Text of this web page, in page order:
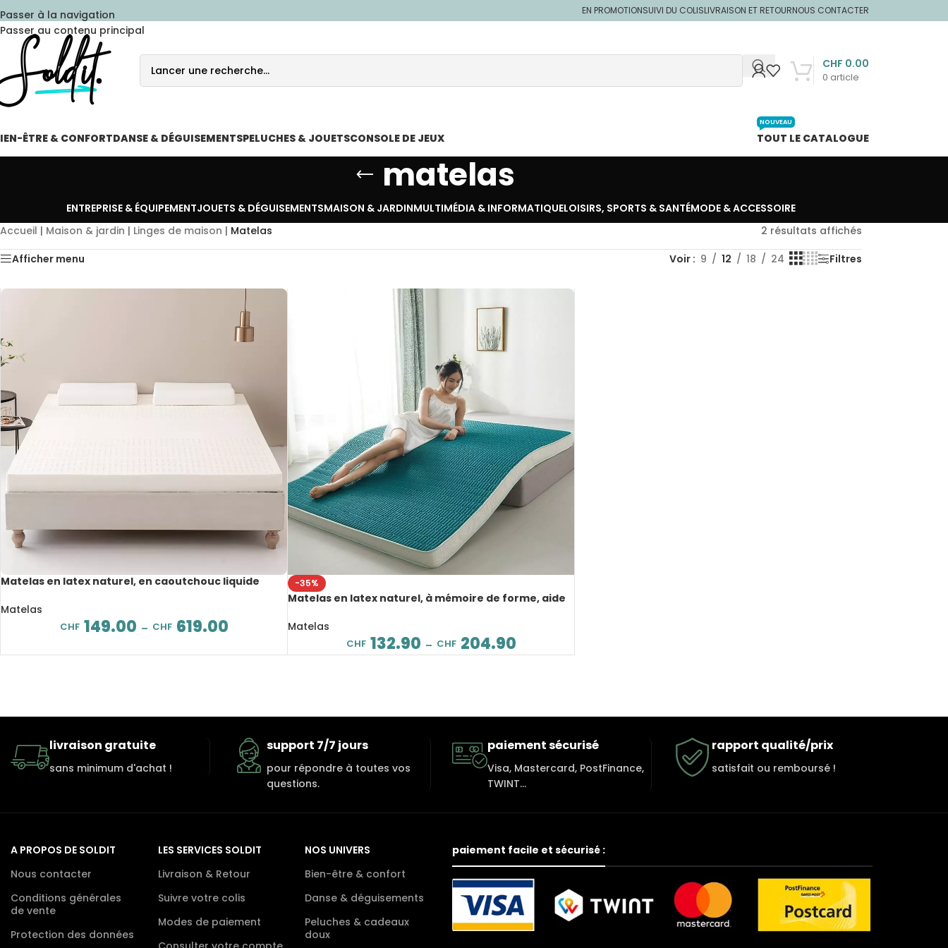
Passer à la navigation
Passer au contenu principal
EN PROMOTIONSUIVI DU COLISLIVRAISON ET RETOURNOUS CONTACTER
0 article
CHF 0.00
ÊTRE & CONFORTDANSE & DÉGUISEMENTSPELUCHES & JOUETSCONSOLE DE JEUX TOUT LE CATALOGUE
NOUVEAU
matelas
ENTREPRISE & ÉQUIPEMENTJOUETS & DÉGUISEMENTSMAISON & JARDINMULTIMÉDIA & INFORMATIQUELOISIRS, SPORTS & SANTÉMODE & ACCESSOIRE
Accueil | Maison & jardin | Linges de maison | Matelas 2 résultats affichés
Afficher menu Voir 9 12 18 24 Filtres
Matelas en latex naturel, en caoutchouc liquide
Matelas
CHF 149.00 – CHF 619.00
-35%
Matelas en latex naturel, à mémoire de forme, aide
Matelas
CHF 132.90 – CHF 204.90
livraison gratuite
sans minimum d'achat !
support 7/7 jours
pour répondre à toutes vos
questions.
paiement sécurisé
Visa, Mastercard, PostFinance,
TWINT...
rapport qualité/prix
satisfait ou remboursé !
A PROPOS DE SOLDIT
Nous contacter
Conditions générales
de vente
Protection des données
LES SERVICES SOLDIT
Livraison & Retour
Suivre votre colis
Modes de paiement
NOS UNIVERS
Bien-être & confort
Danse & déguisements
Peluches & cadeaux
doux
paiement facile et sécurisé :